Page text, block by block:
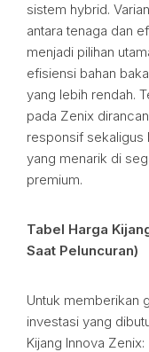
sistem hybrid.
antara tenaga dan
menjadi pilihan
efisiensi bahan
yang lebih rendah.
pada Zenix
responsif sekaligus
yang menarik di
premium.
Tabel Harga
Saat Peluncuran)
Untuk memberikan
investasi yang
Kijang Innova Zenix: